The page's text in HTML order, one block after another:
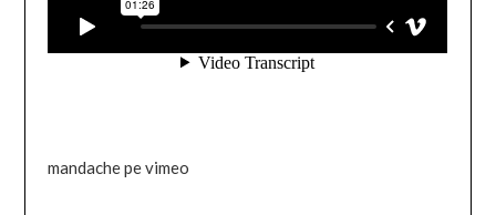
mandache pe vimeo